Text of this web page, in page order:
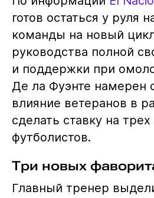
готов остаться у руля
команды на новый
руководства полной
и поддержки при
Де ла Фуэнте намерен
влияние ветеранов в
сделать ставку на
футболистов.
Три новых
Главный тренер